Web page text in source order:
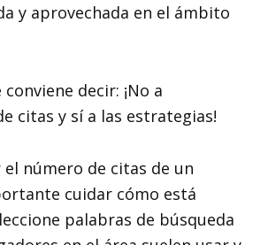
y aprovechada en el ámbito
decir: ¡No a
citas y sí a las estrategias!
número de citas de un
cuidar cómo está
palabras de búsqueda